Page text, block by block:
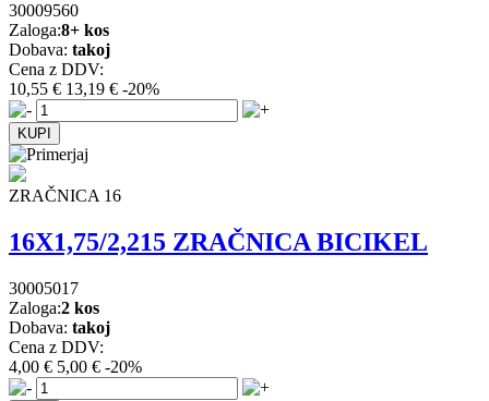
30009560
Zaloga:8+ kos
Dobava: takoj
Cena z DDV:
10,55 € 13,19 € -20%
ZRAČNICA 16
16X1,75/2,215 ZRAČNICA BICIKEL
30005017
Zaloga:2 kos
Dobava: takoj
Cena z DDV:
4,00 € 5,00 € -20%